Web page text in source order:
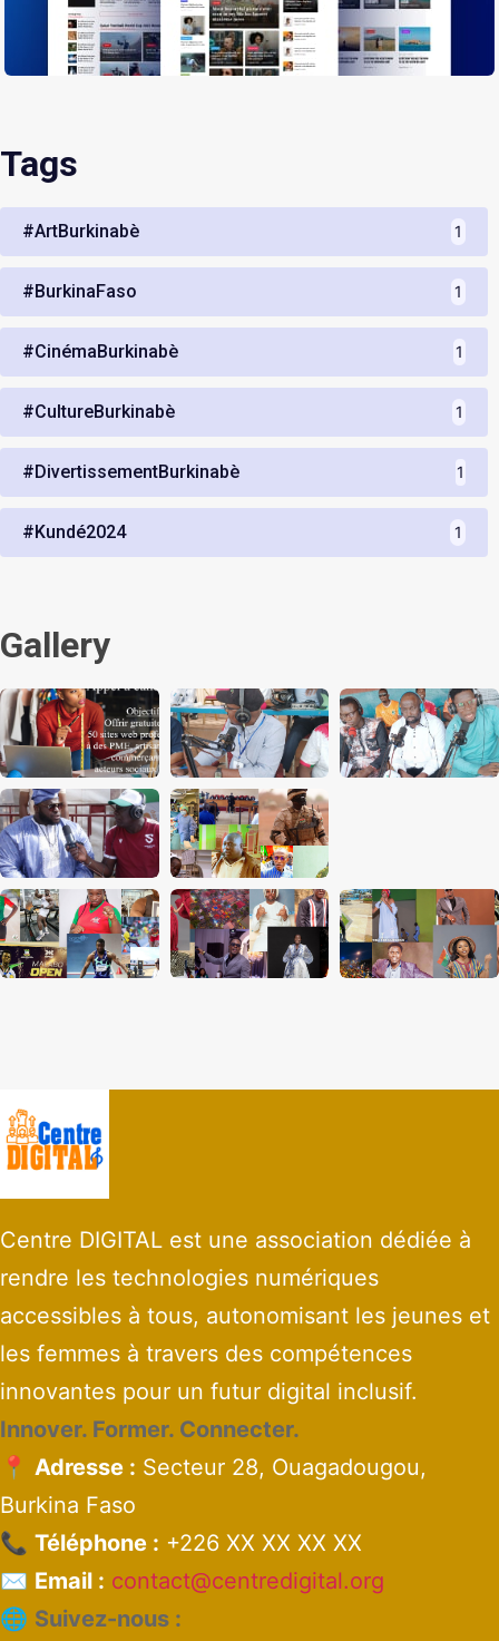
Tags
#ArtBurkinabè 1
#BurkinaFaso 1
#CinémaBurkinabè 1
#CultureBurkinabè 1
#DivertissementBurkinabè 1
#Kundé2024 1
Gallery
Centre DIGITAL est une association dédiée à
rendre les technologies numériques
accessibles à tous, autonomisant les jeunes et
les femmes à travers des compétences
innovantes pour un futur digital inclusif.
Innover. Former. Connecter.
📍 Adresse : Secteur 28, Ouagadougou,
Burkina Faso
📞 Téléphone : +226 XX XX XX XX
✉️ Email : contact@centredigital.org
🌐 Suivez-nous :